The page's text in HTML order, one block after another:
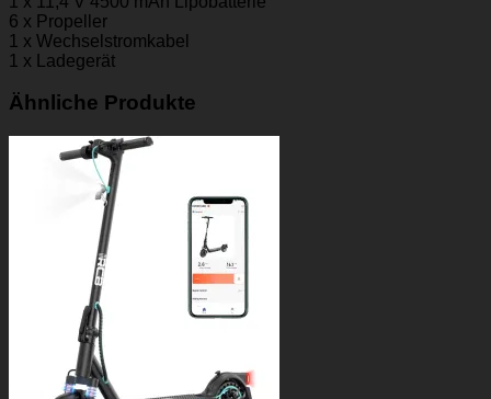
6 x Propeller
1 x Wechselstromkabel
1 x Ladegerät
Ähnliche Produkte